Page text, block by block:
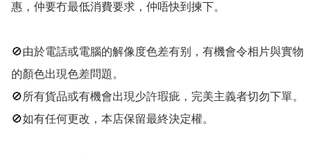
惠，仲要冇最低消費要求，仲唔快到揀下。
🚫由於電話或電腦的解像度色差有别，有機會令相片與實物
的顏色出現色差問題。
🚫所有貨品或有機會出現少許瑕疵，完美主義者切勿下單。
🚫如有任何更改，本店保留最終決定權。